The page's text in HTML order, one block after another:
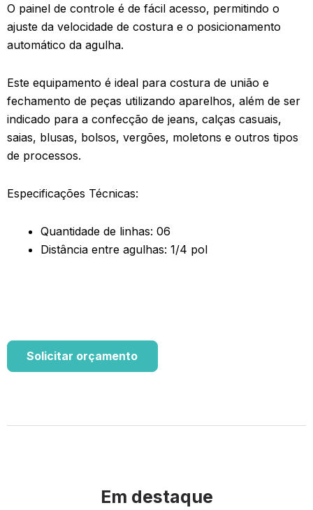
O painel de controle é de fácil acesso, permitindo o
ajuste da velocidade de costura e o posicionamento
automático da agulha.
Este equipamento é ideal para costura de união e
fechamento de peças utilizando aparelhos, além de ser
indicado para a confecção de jeans, calças casuais,
saias, blusas, bolsos, vergões, moletons e outros tipos
de processos.
Especificações Técnicas:
Quantidade de linhas: 06
Distância entre agulhas: 1/4 pol
Solicitar orçamento
Em destaque